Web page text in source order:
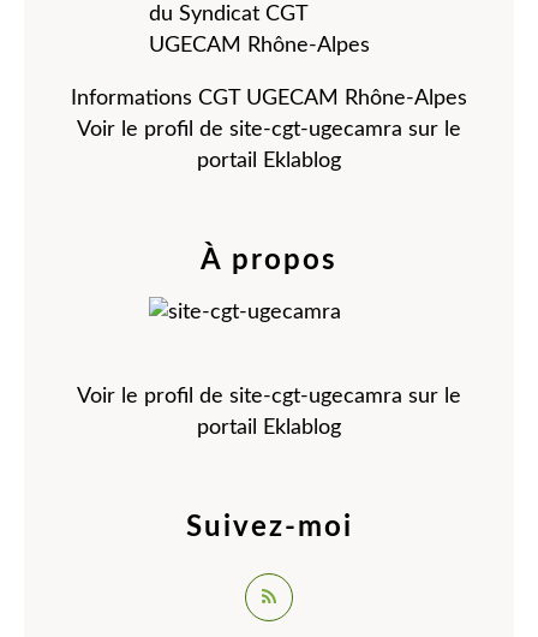
Informations CGT UGECAM Rhône-Alpes
Voir le profil de site-cgt-ugecamra sur le
portail Eklablog
Suivez-moi
À propos
Voir le profil de site-cgt-ugecamra sur le
portail Eklablog